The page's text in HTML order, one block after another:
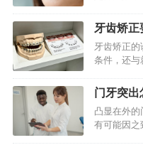
核心取决于
齿移动进
牙齿矫
+提速技
牙齿矫正
条件，还与
院的口腔
景，无绝
门牙突出
法，改善
凸显在外
有可能因之